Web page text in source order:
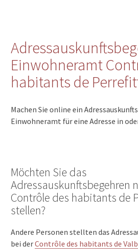
Einwohneramt
habitants de
Machen Sie online ein
Einwohneramt für eine Adresse in
Möchten Sie das
Adressauskunftsbegehren
Contrôle des habitants de
stellen?
Andere Personen stellten das
bei derContrôle des habitants de